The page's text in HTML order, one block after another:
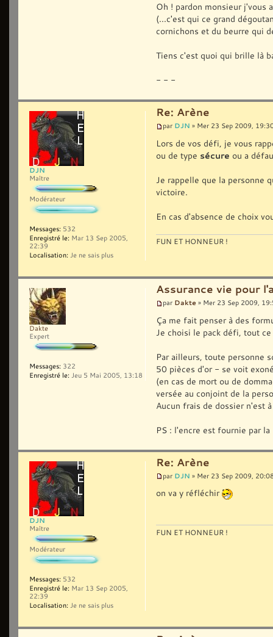
Oh ! pardon monsieur j'vous
(...c'est qui ce grand
cornichons et du beurre qui
Tiens c'est quoi qui brille là
- - -
Re: Arène
par DJN » Mer 23 Sep 2009,
Lors de vos défi, je vous
ou de type sécure ou a
Je rappelle que la personne
victoire.
En cas d'absence de choix
FUN ET HONNEUR !
DJN
Maître
Modérateur
Messages: 532
Enregistré le: Mar 13 Sep 2005,
22:39
Localisation: Je ne sais plus
Assurance vie pour
par Dakte » Mer 23 Sep 2009,
Ça me fait penser à des
Je choisi le pack défi, tout
Par ailleurs, toute personne
50 pièces d'or - se voit
(en cas de mort ou de
versée au conjoint de la
Aucun frais de dossier n'est
PS : l'encre est fournie par la
Dakte
Expert
Messages: 322
Enregistré le: Jeu 5 Mai 2005, 13:18
Re: Arène
par DJN » Mer 23 Sep 2009,
on va y réfléchir
FUN ET HONNEUR !
DJN
Maître
Modérateur
Messages: 532
Enregistré le: Mar 13 Sep 2005,
22:39
Localisation: Je ne sais plus